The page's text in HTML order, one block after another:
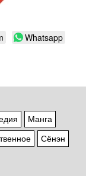
Whatsapp
Манга
Сёнэн